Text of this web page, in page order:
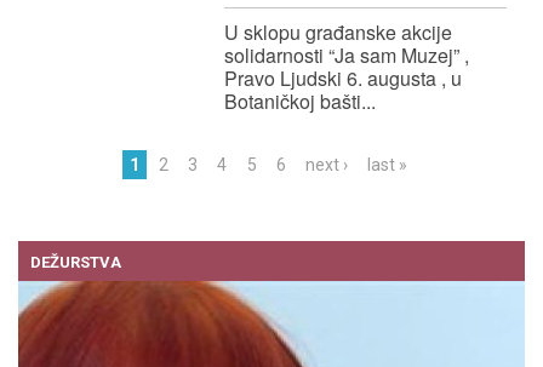
U sklopu građanske akcije
solidarnosti “Ja sam Muzej” ,
Pravo Ljudski 6. augusta , u
Botaničkoj bašti...
Pages1 2 3 4 5 6 next › last »
DEŽURSTVA